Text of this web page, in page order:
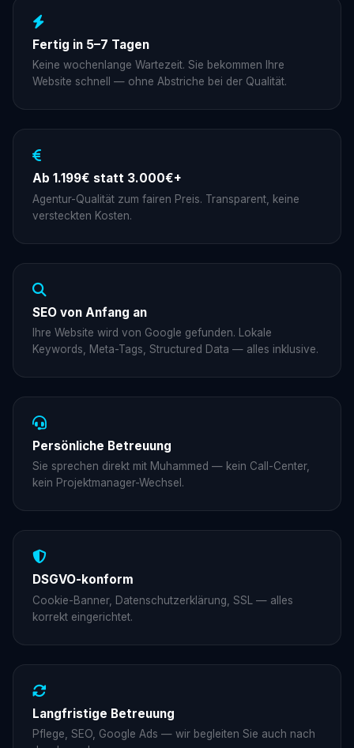
Fertig in 5–7 Tagen
Keine wochenlange Wartezeit. Sie bekommen Ihre
Website schnell — ohne Abstriche bei der Qualität.
Ab 1.199€ statt 3.000€+
Agentur-Qualität zum fairen Preis. Transparent, keine
versteckten Kosten.
SEO von Anfang an
Ihre Website wird von Google gefunden. Lokale
Keywords, Meta-Tags, Structured Data — alles inklusive.
Persönliche Betreuung
Sie sprechen direkt mit Muhammed — kein Call-Center,
kein Projektmanager-Wechsel.
DSGVO-konform
Cookie-Banner, Datenschutzerklärung, SSL — alles
korrekt eingerichtet.
Langfristige Betreuung
Pflege, SEO, Google Ads — wir begleiten Sie auch nach